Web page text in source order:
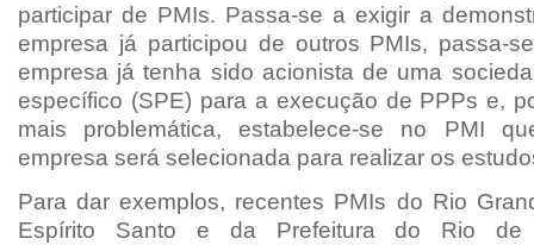
participar de PMIs. Passa-se a exigir a
empresa já participou de outros PMIs, passa-
empresa já tenha sido acionista de uma
específico (SPE) para a execução de PPPs e,
mais problemática, estabelece-se no PMI
empresa será selecionada para realizar os
Para dar exemplos, recentes PMIs do Rio
Espírito Santo e da Prefeitura do Rio de